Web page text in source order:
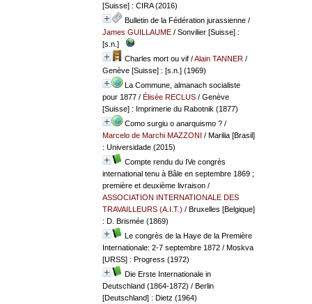
[Suisse] : CIRA (2016)
Bulletin de la Fédération jurassienne/
James GUILLAUME/ Sonvilier [Suisse] :
[s.n.]
Charles mort ou vif/Alain TANNER/
Genève [Suisse] : [s.n.] (1969)
La Commune, almanach socialiste
pour 1877/ Élisée RECLUS/ Genève
[Suisse] : Imprimerie du Rabotnik (1877)
Como surgiu o anarquismo ?/
Marcelo de Marchi MAZZONI / Marilia [Brasil]
: Universidade (2015)
Compte rendu du IVe congrès
international tenu à Bâle en septembre 1869 ;
première et deuxième livraison/
ASSOCIATION INTERNATIONALE DES
TRAVAILLEURS (A.I.T.) / Bruxelles [Belgique]
: D. Brismée (1869)
Le congrès de la Haye de la Première
Internationale: 2-7 septembre 1872/ Moskva
[URSS] : Progress (1972)
Die Erste Internationale in
Deutschland (1864-1872) / Berlin
[Deutschland] : Dietz (1964)